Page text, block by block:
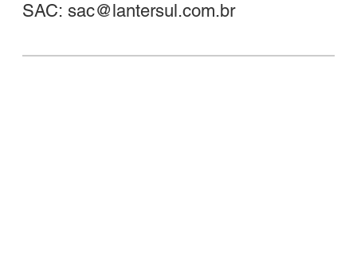
SAC: sac@lantersul.com.br